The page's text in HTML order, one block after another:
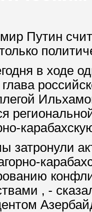
Путин
в ходе
затронули
, -